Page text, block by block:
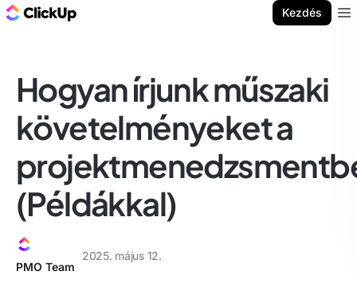
Kezdés
Hogyan írjunk műszaki
követelményeket a
(Példákkal)
PMO Team
2025. május 12.